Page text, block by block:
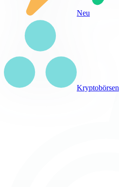
Neu
Kryptobörsen